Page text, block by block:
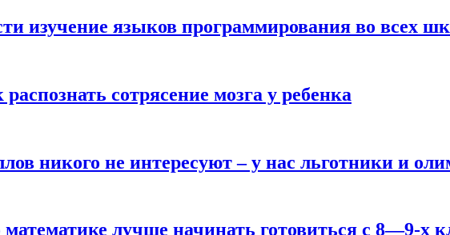
изучение языков программирования во всех
сотрясение мозга у ребенка
никого не интересуют – у нас льготники и
лучше начинать готовиться с 8—9-х